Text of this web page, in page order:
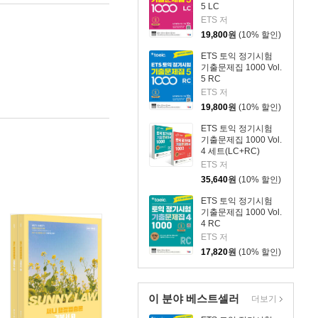
5 LC
ETS 저
19,800원 (10% 할인)
ETS 토익 정기시험
기출문제집 1000 Vol.
5 RC
ETS 저
19,800원 (10% 할인)
ETS 토익 정기시험
기출문제집 1000 Vol.
4 세트(LC+RC)
ETS 저
35,640원 (10% 할인)
ETS 토익 정기시험
기출문제집 1000 Vol.
4 RC
ETS 저
17,820원 (10% 할인)
이 분야 베스트셀러 더보기